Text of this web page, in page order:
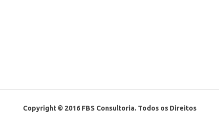
Copyright © 2016 FBS Consultoria. Todos os Direitos